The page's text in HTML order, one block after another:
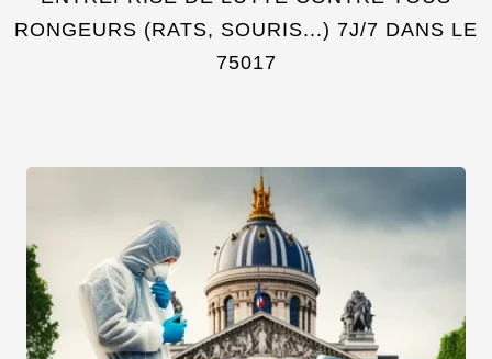
RONGEURS (RATS, SOURIS...) 7J/7 DANS LE
75017